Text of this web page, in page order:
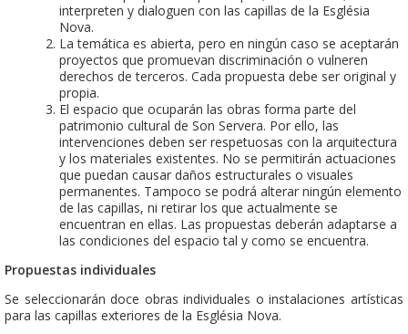
interpreten y dialoguen con las capillas de la Església
Nova.
La temática es abierta, pero en ningún caso se aceptarán
proyectos que promuevan discriminación o vulneren
derechos de terceros. Cada propuesta debe ser original y
propia.
El espacio que ocuparán las obras forma parte del
patrimonio cultural de Son Servera. Por ello, las
intervenciones deben ser respetuosas con la arquitectura
y los materiales existentes. No se permitirán actuaciones
que puedan causar daños estructurales o visuales
permanentes. Tampoco se podrá alterar ningún elemento
de las capillas, ni retirar los que actualmente se
encuentran en ellas. Las propuestas deberán adaptarse a
las condiciones del espacio tal y como se encuentra.
Propuestas individuales
Se seleccionarán doce obras individuales o instalaciones artísticas
para las capillas exteriores de la Església Nova.